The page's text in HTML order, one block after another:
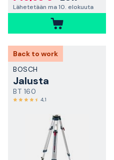
Lähetetään ma 10. elokuuta
Back to work
BOSCH
Jalusta
BT 160
4,1